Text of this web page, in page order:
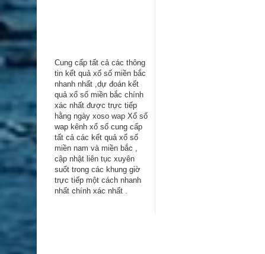
Cung cấp tất cả các thông
tin kểt quả xổ số miền bắc
nhanh nhất ,dự đoán kết
quả xổ số miền bắc chính
xác nhất được trực tiếp
hằng ngày xoso wap Xổ số
wap kênh xổ số cung cấp
tất cả các kết quả xổ số
miền nam và miền bắc ,
cập nhật liên tục xuyên
suốt trong các khung giờ
trực tiếp một cách nhanh
nhất chính xác nhất .